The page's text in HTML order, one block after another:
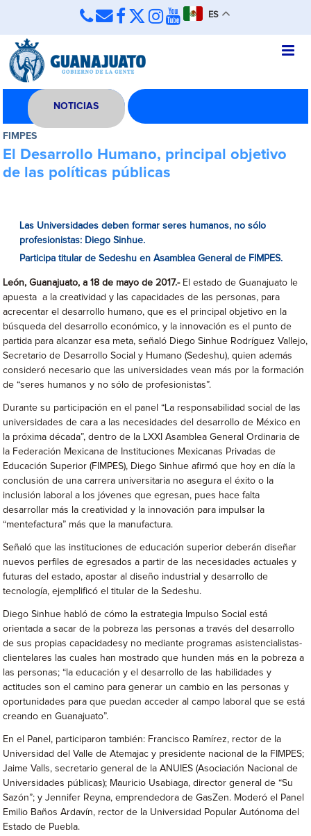
ES
NOTICIAS
FIMPES
El Desarrollo Humano, principal objetivo
de las políticas públicas
Las Universidades deben formar seres humanos, no sólo
profesionistas: Diego Sinhue.
Participa titular de Sedeshu en Asamblea General de FIMPES.
León, Guanajuato, a 18 de mayo de 2017.- El estado de Guanajuato le
apuesta a la creatividad y las capacidades de las personas, para
acrecentar el desarrollo humano, que es el principal objetivo en la
búsqueda del desarrollo económico, y la innovación es el punto de
partida para alcanzar esa meta, señaló Diego Sinhue Rodríguez Vallejo,
Secretario de Desarrollo Social y Humano (Sedeshu), quien además
consideró necesario que las universidades vean más por la formación
de “seres humanos y no sólo de profesionistas”.
Durante su participación en el panel “La responsabilidad social de las
universidades de cara a las necesidades del desarrollo de México en
la próxima década”, dentro de la LXXI Asamblea General Ordinaria de
la Federación Mexicana de Instituciones Mexicanas Privadas de
Educación Superior (FIMPES), Diego Sinhue afirmó que hoy en día la
conclusión de una carrera universitaria no asegura el éxito o la
inclusión laboral a los jóvenes que egresan, pues hace falta
desarrollar más la creatividad y la innovación para impulsar la
“mentefactura” más que la manufactura.
Señaló que las instituciones de educación superior deberán diseñar
nuevos perfiles de egresados a partir de las necesidades actuales y
futuras del estado, apostar al diseño industrial y desarrollo de
tecnología, ejemplificó el titular de la Sedeshu.
Diego Sinhue habló de cómo la estrategia Impulso Social está
orientada a sacar de la pobreza las personas a través del desarrollo
de sus propias capacidadesy no mediante programas asistencialistas-
clientelares las cuales han mostrado que hunden más en la pobreza a
las personas; “la educación y el desarrollo de las habilidades y
actitudes son el camino para generar un cambio en las personas y
oportunidades para que puedan acceder al campo laboral que se está
creando en Guanajuato”.
En el Panel, participaron también: Francisco Ramírez, rector de la
Universidad del Valle de Atemajac y presidente nacional de la FIMPES;
Jaime Valls, secretario general de la ANUIES (Asociación Nacional de
Universidades públicas); Mauricio Usabiaga, director general de “Su
Sazón”; y Jennifer Reyna, emprendedora de GasZen. Moderó el Panel
Emilio Baños Ardavín, rector de la Universidad Popular Autónoma del
Estado de Puebla.